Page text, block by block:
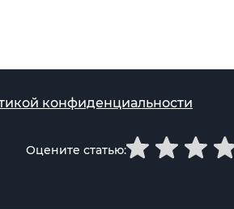
конфиденциальности
Оцените статью: